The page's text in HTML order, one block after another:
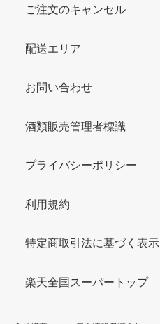
ご注文のキャンセル
配送エリア
お問い合わせ
酒類販売管理者標識
プライバシーポリシー
利用規約
特定商取引法に基づく表示
楽天全国スーパートップ